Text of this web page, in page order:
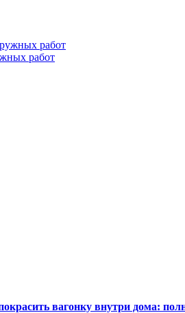
работ
вагонку внутри дома: